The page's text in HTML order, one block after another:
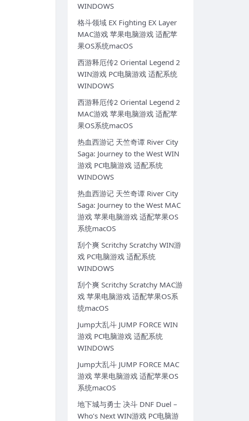
WINDOWS
格斗领域 EX Fighting EX Layer
MAC游戏 苹果电脑游戏 适配苹
果OS系统macOS
西游释厄传2 Oriental Legend 2
WIN游戏 PC电脑游戏 适配系统
WINDOWS
西游释厄传2 Oriental Legend 2
MAC游戏 苹果电脑游戏 适配苹
果OS系统macOS
热血西游记 天竺奇谭 River City
Saga: Journey to the West WIN
游戏 PC电脑游戏 适配系统
WINDOWS
热血西游记 天竺奇谭 River City
Saga: Journey to the West MAC
游戏 苹果电脑游戏 适配苹果OS
系统macOS
刮个爽 Scritchy Scratchy WIN游
戏 PC电脑游戏 适配系统
WINDOWS
刮个爽 Scritchy Scratchy MAC游
戏 苹果电脑游戏 适配苹果OS系
统macOS
Jump大乱斗 JUMP FORCE WIN
游戏 PC电脑游戏 适配系统
WINDOWS
Jump大乱斗 JUMP FORCE MAC
游戏 苹果电脑游戏 适配苹果OS
系统macOS
地下城与勇士 决斗 DNF Duel –
Who’s Next WIN游戏 PC电脑游